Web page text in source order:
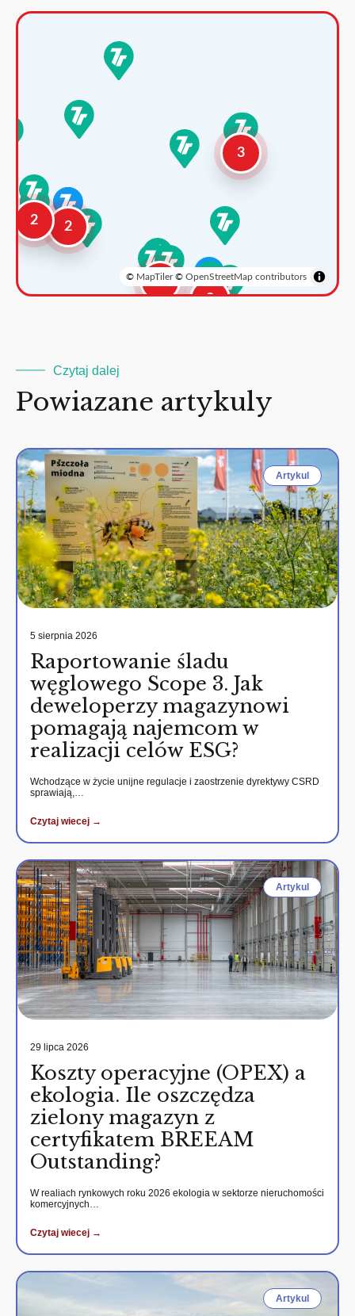
2
2
3
2
3
© MapTiler© OpenStreetMap contributors
Czytaj dalej
Powiazane artykuly
Artykul
5 sierpnia 2026
Raportowanie śladu
węglowego Scope 3. Jak
deweloperzy magazynowi
pomagają najemcom w
realizacji celów ESG?
Wchodzące w życie unijne regulacje i zaostrzenie dyrektywy CSRD
sprawiają,…
Czytaj wiecej →
Artykul
29 lipca 2026
Koszty operacyjne (OPEX) a
ekologia. Ile oszczędza
zielony magazyn z
certyfikatem BREEAM
Outstanding?
W realiach rynkowych roku 2026 ekologia w sektorze nieruchomości
komercyjnych…
Czytaj wiecej →
Artykul